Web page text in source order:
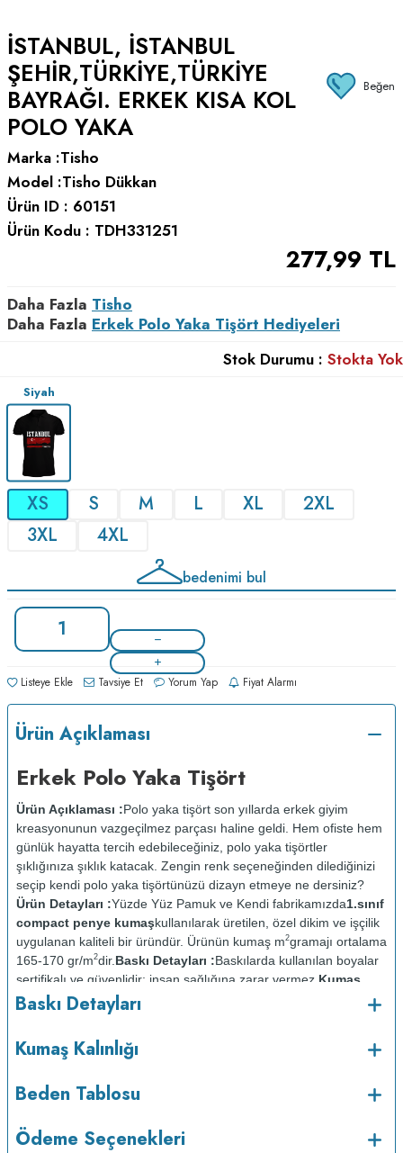
ISTANBUL, ISTANBUL
ŞEHIR,TÜRKIYE,TÜRKIYE
BAYRAĞI. ERKEK KISA KOL
POLO YAKA
Beğen
Marka :Tisho
Model :Tisho Dükkan
Ürün ID : 60151
Ürün Kodu : TDH331251
277,99 TL
Daha Fazla Tisho
Daha Fazla Erkek Polo Yaka Tişört Hediyeleri
Stok Durumu : Stokta Yok
Siyah
XS S M L XL
2XL
3XL
4XL
bedenimi bul
Listeye Ekle Tavsiye Et Yorum Yap Fiyat Alarmı
Ürün Açıklaması
Erkek Polo Yaka Tişört
Ürün Açıklaması :Polo yaka tişört son yıllarda erkek giyim
kreasyonunun vazgeçilmez parçası haline geldi. Hem ofiste hem
günlük hayatta tercih edebileceğiniz, polo yaka tişörtler
şıklığınıza şıklık katacak. Zengin renk seçeneğinden dilediğinizi
seçip kendi polo yaka tişörtünüzü dizayn etmeye ne dersiniz?
Ürün Detayları :Yüzde Yüz Pamuk ve Kendi fabrikamızda1.sınıf
compact penye kumaşkullanılarak üretilen, özel dikim ve işçilik
uygulanan kaliteli bir üründür. Ürünün kumaş m2gramajı ortalama
165-170 gr/m2dir. Baskı Detayları :Baskılarda kullanılan boyalar
sertifikalı ve güvenlidir; insan sağlığına zarar vermez. Kumaş
Kalınlığı :
temizleme yapılmaz.Kurutma makinesinde kurutulmaz.
Orta ısıda
Baskı Detayları
Kumaş Kalınlığı
Beden Tablosu
Ödeme Seçenekleri